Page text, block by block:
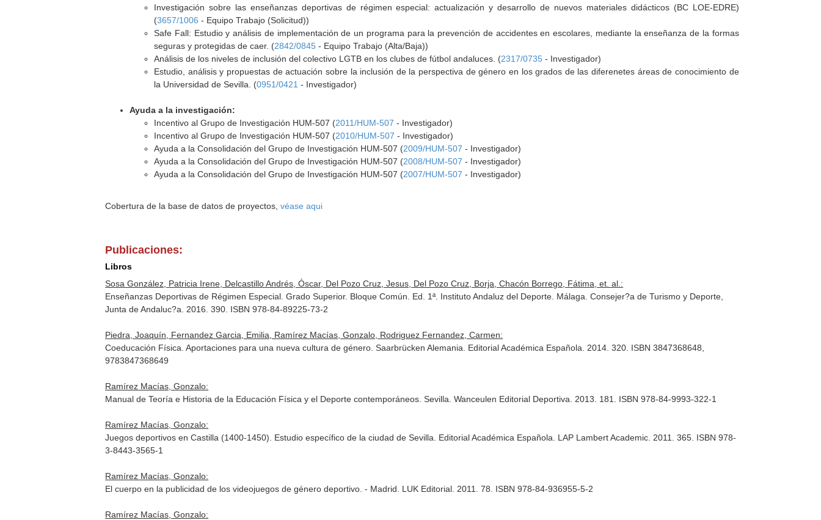
Investigación sobre las enseñanzas deportivas de régimen especial: actualización y desarrollo de nuevos materiales didácticos (BC LOE-EDRE)
(3657/1006 - Equipo Trabajo (Solicitud))
Safe Fall: Estudio y análisis de implementación de un programa para la prevención de accidentes en escolares, mediante la enseñanza de la formas
seguras y protegidas de caer. (2842/0845 - Equipo Trabajo (Alta/Baja))
Análisis de los niveles de inclusión del colectivo LGTB en los clubes de fútbol andaluces. (2317/0735 - Investigador)
Estudio, análisis y propuestas de actuación sobre la inclusión de la perspectiva de género en los grados de las diferenetes áreas de conocimiento de
la Universidad de Sevilla. (0951/0421 - Investigador)
Ayuda a la investigación:
Incentivo al Grupo de Investigación HUM-507 (2011/HUM-507 - Investigador)
Incentivo al Grupo de Investigación HUM-507 (2010/HUM-507 - Investigador)
Ayuda a la Consolidación del Grupo de Investigación HUM-507 (2009/HUM-507 - Investigador)
Ayuda a la Consolidación del Grupo de Investigación HUM-507 (2008/HUM-507 - Investigador)
Ayuda a la Consolidación del Grupo de Investigación HUM-507 (2007/HUM-507 - Investigador)
Cobertura de la base de datos de proyectos,véase aqui
Publicaciones:
Libros
Sosa González, Patricia Irene, Delcastillo Andrés, Óscar, Del Pozo Cruz, Jesus, Del Pozo Cruz, Borja, Chacón Borrego, Fátima, et. al.:
Enseñanzas Deportivas de Régimen Especial. Grado Superior. Bloque Común. Ed. 1ª. Instituto Andaluz del Deporte. Málaga. Consejer?a de Turismo y Deporte,
Junta de Andaluc?a. 2016. 390. ISBN 978-84-89225-73-2
Piedra, Joaquín, Fernandez Garcia, Emilia, Ramírez Macías, Gonzalo, Rodriguez Fernandez, Carmen:
Coeducación Física. Aportaciones para una nueva cultura de género. Saarbrücken Alemania. Editorial Académica Española. 2014. 320. ISBN 3847368648,
9783847368649
Ramírez Macías, Gonzalo:
Manual de Teoría e Historia de la Educación Física y el Deporte contemporáneos. Sevilla. Wanceulen Editorial Deportiva. 2013. 181. ISBN 978-84-9993-322-1
Ramírez Macías, Gonzalo:
Juegos deportivos en Castilla (1400-1450). Estudio específico de la ciudad de Sevilla. Editorial Académica Española. LAP Lambert Academic. 2011. 365. ISBN 978-
3-8443-3565-1
Ramírez Macías, Gonzalo:
El cuerpo en la publicidad de los videojuegos de género deportivo. - Madrid. LUK Editorial. 2011. 78. ISBN 978-84-936955-5-2
Ramírez Macías, Gonzalo: